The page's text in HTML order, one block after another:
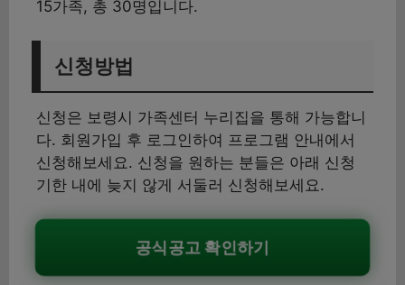
15가족, 총 30명입니다.
신청방법
신청은 보령시 가족센터 누리집을 통해 가능합니
다. 회원가입 후 로그인하여 프로그램 안내에서
신청해보세요. 신청을 원하는 분들은 아래 신청
기한 내에 늦지 않게 서둘러 신청해보세요.
공식공고 확인하기